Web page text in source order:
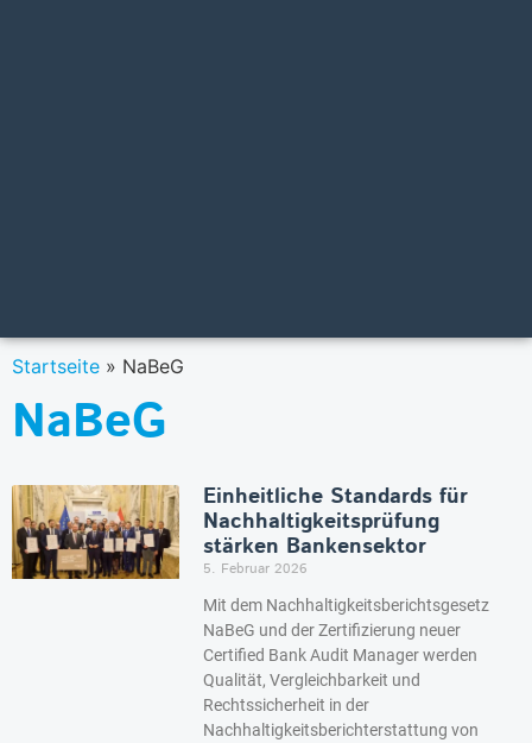
Startseite » NaBeG
NaBeG
Einheitliche Standards für
Nachhaltigkeitsprüfung
stärken Bankensektor
5. Februar 2026
Mit dem Nachhaltigkeitsberichtsgesetz
NaBeG und der Zertifizierung neuer
Certified Bank Audit Manager werden
Qualität, Vergleichbarkeit und
Rechtssicherheit in der
Nachhaltigkeitsberichterstattung von